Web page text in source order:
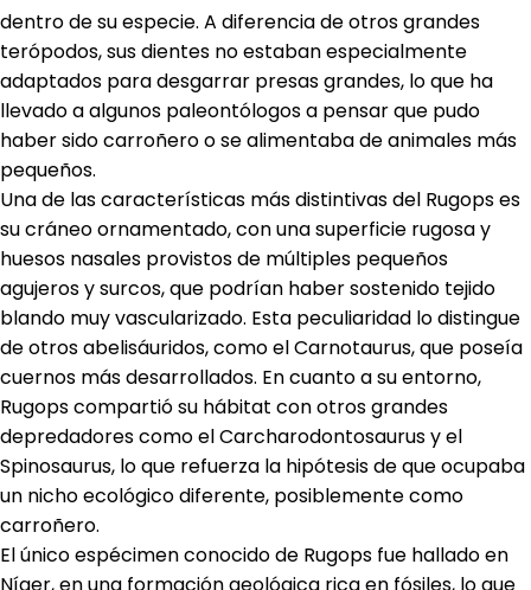
dentro de su especie. A diferencia de otros grandes
terópodos, sus dientes no estaban especialmente
adaptados para desgarrar presas grandes, lo que ha
llevado a algunos paleontólogos a pensar que pudo
haber sido carroñero o se alimentaba de animales más
pequeños.
Una de las características más distintivas del Rugops es
su cráneo ornamentado, con una superficie rugosa y
huesos nasales provistos de múltiples pequeños
agujeros y surcos, que podrían haber sostenido tejido
blando muy vascularizado. Esta peculiaridad lo distingue
de otros abelisáuridos, como el Carnotaurus, que poseía
cuernos más desarrollados. En cuanto a su entorno,
Rugops compartió su hábitat con otros grandes
depredadores como el Carcharodontosaurus y el
Spinosaurus, lo que refuerza la hipótesis de que ocupaba
un nicho ecológico diferente, posiblemente como
carroñero.
El único espécimen conocido de Rugops fue hallado en